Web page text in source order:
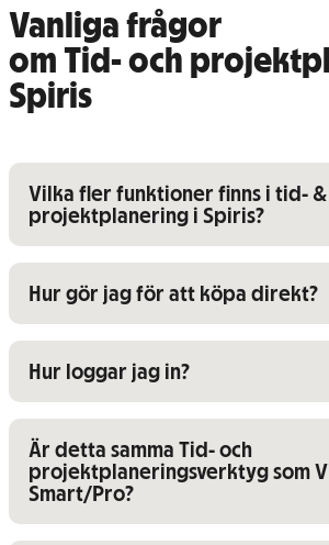
Vanliga frågor
om Tid- och
Spiris
Visa/dölj innehåll för
Vilka fler funktioner finns i tid- &
projektplanering i Spiris?
Visa/dölj innehåll för
Hur gör jag för att köpa direkt?
Visa/dölj innehåll för
Hur loggar jag in?
Visa/dölj innehåll för
Är detta samma Tid- och
projektplaneringsverktyg som
Smart/Pro?